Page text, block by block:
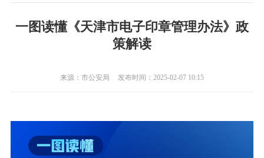
一图读懂《天津市电子印章管理办法》政
策解读
来源：市公安局 发布时间：2025-02-07 10:15